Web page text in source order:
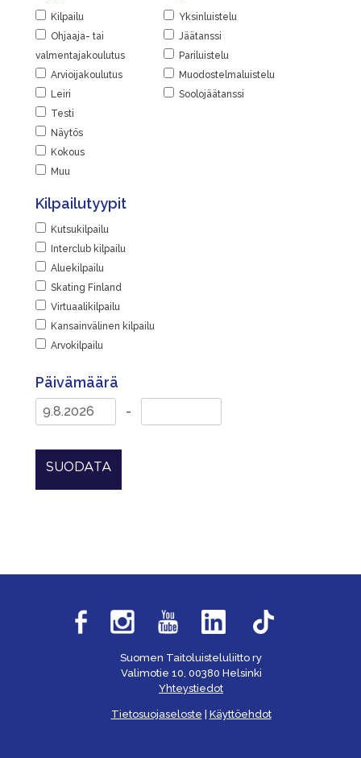
Kilpailu
Ohjaaja- tai
valmentajakoulutus
Arvioijakoulutus
Leiri
Testi
Näytös
Kokous
Muu
Yksinluistelu
Jäätanssi
Pariluistelu
Muodostelmaluistelu
Soolojäätanssi
Kilpailutyypit
Kutsukilpailu
Interclub kilpailu
Aluekilpailu
Skating Finland
Virtuaalikilpailu
Kansainvälinen kilpailu
Arvokilpailu
Päivämäärä
-
SUODATA
Suomen Taitoluisteluliitto ry
Valimotie 10, 00380 Helsinki
Yhteystiedot
Tietosuojaseloste Käyttöehdot